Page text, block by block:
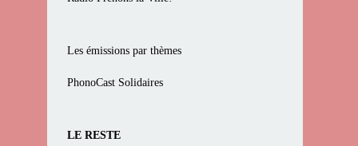
Les émissions par thèmes
PhonoCast Solidaires
LE RESTE